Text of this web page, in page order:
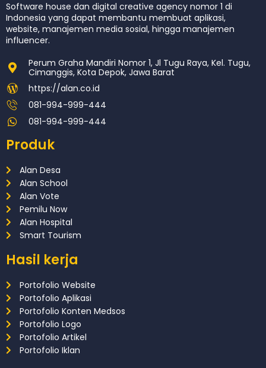
Software house dan digital creative agency nomor 1 di
Indonesia yang dapat membantu membuat aplikasi,
website, manajemen media sosial, hingga manajemen
influencer.
Perum Graha Mandiri Nomor 1, Jl Tugu Raya, Kel. Tugu,
Cimanggis, Kota Depok, Jawa Barat
https://alan.co.id
081-994-999-444
081-994-999-444
Produk
Alan Desa
Alan School
Alan Vote
Pemilu Now
Alan Hospital
Smart Tourism
Hasil kerja
Portofolio Website
Portofolio Aplikasi
Portofolio Konten Medsos
Portofolio Logo
Portofolio Artikel
Portofolio Iklan